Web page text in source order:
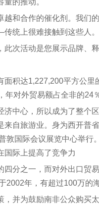
的推动。
越和合作的催化剂。我们
统上很难接触到这些人。
次活动是您展示品牌、
面积达1,227,200平方公
年对外贸易额占全非的24
中心，所以成为了整个
自旅游业。身为西开普
敦国际会议展览中心举行
国际上提高了竞争力
四分之一，而对外出口贸
2002年，有超过100万的
并为鼓励南非公众购买